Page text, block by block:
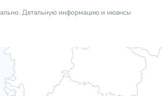
Детальную информацию и нюансы